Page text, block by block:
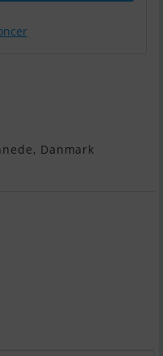
Danmark